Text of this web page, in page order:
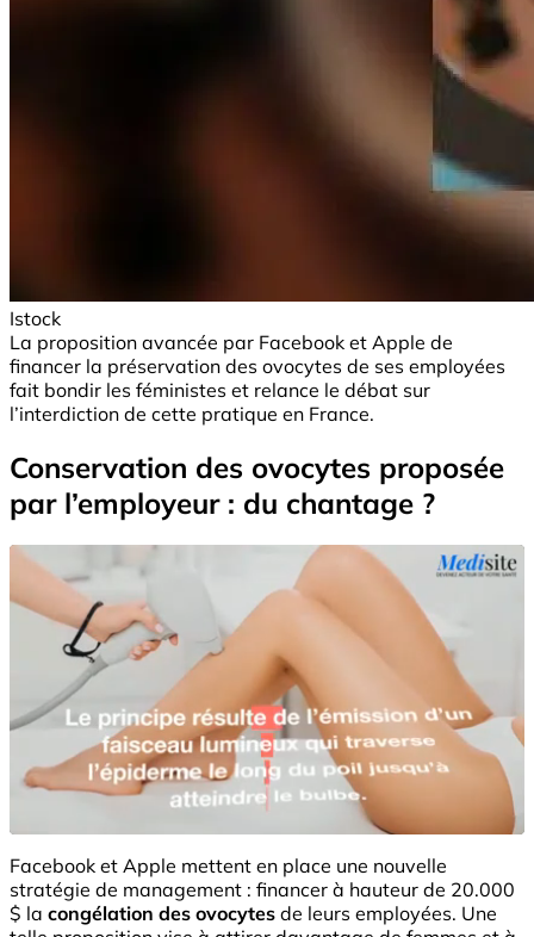
Istock
La proposition avancée par Facebook et Apple de
financer la préservation des ovocytes de ses employées
fait bondir les féministes et relance le débat sur
l’interdiction de cette pratique en France.
Conservation des ovocytes proposée
par l’employeur : du chantage ?
Facebook et Apple mettent en place une nouvelle
stratégie de management : financer à hauteur de 20.000
$ la congélation des ovocytes de leurs employées. Une